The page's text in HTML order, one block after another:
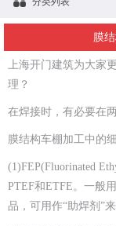
膜
上海开门建筑为大家
理？
在焊接时，有必要在
膜结构车棚加工中的
(1)FEP(Fluorinated
PTEF和ETFE。一般
品，可用作“助焊剂”